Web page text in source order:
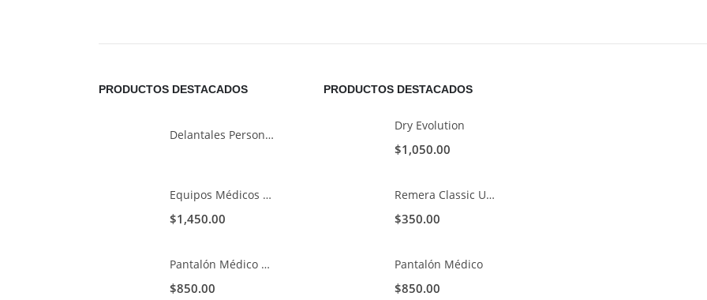
PRODUCTOS DESTACADOS
Delantales Personalizados
Equipos Médicos Con Spandex Blanco
$1,450.00
Pantalón Médico Azul marino
$850.00
PRODUCTOS DESTACADOS
Dry Evolution
$1,050.00
Remera Classic Unisex
$350.00
Pantalón Médico
$850.00